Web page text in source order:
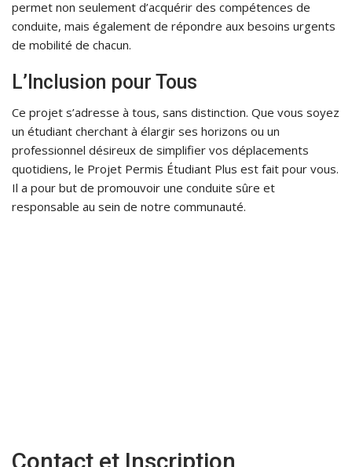
permet non seulement d’acquérir des compétences de
conduite, mais également de répondre aux besoins urgents
de mobilité de chacun.
L’Inclusion pour Tous
Ce projet s’adresse à tous, sans distinction. Que vous soyez
un étudiant cherchant à élargir ses horizons ou un
professionnel désireux de simplifier vos déplacements
quotidiens, le Projet Permis Étudiant Plus est fait pour vous.
Il a pour but de promouvoir une conduite sûre et
responsable au sein de notre communauté.
Contact et Inscription